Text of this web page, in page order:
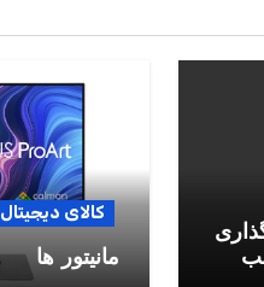
کالای دیجیتال
مانیتور ها